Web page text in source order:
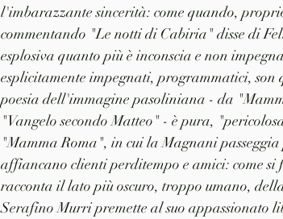
l'imbarazzante sincerità: come quando,
commentando "Le notti di Cabiria" disse di
esplosiva quanto più è inconscia e non
esplicitamente impegnati, programmatici,
poesia dell'immagine pasoliniana - da
"Vangelo secondo Matteo" - è pura,
"Mamma Roma", in cui la Magnani
affiancano clienti perditempo e amici: come si
racconta il lato più oscuro, troppo umano,
Serafino Murri premette al suo appassionato